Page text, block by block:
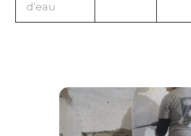
d’eau
Décroûtage et purge des
avant soufflage